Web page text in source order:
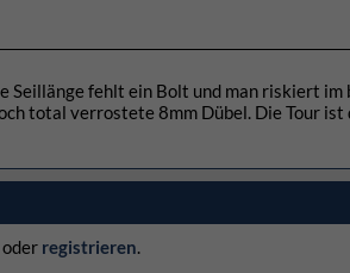
fehlt ein Bolt und man riskiert im
total verrostete 8mm Dübel. Die Tour
oder registrieren.